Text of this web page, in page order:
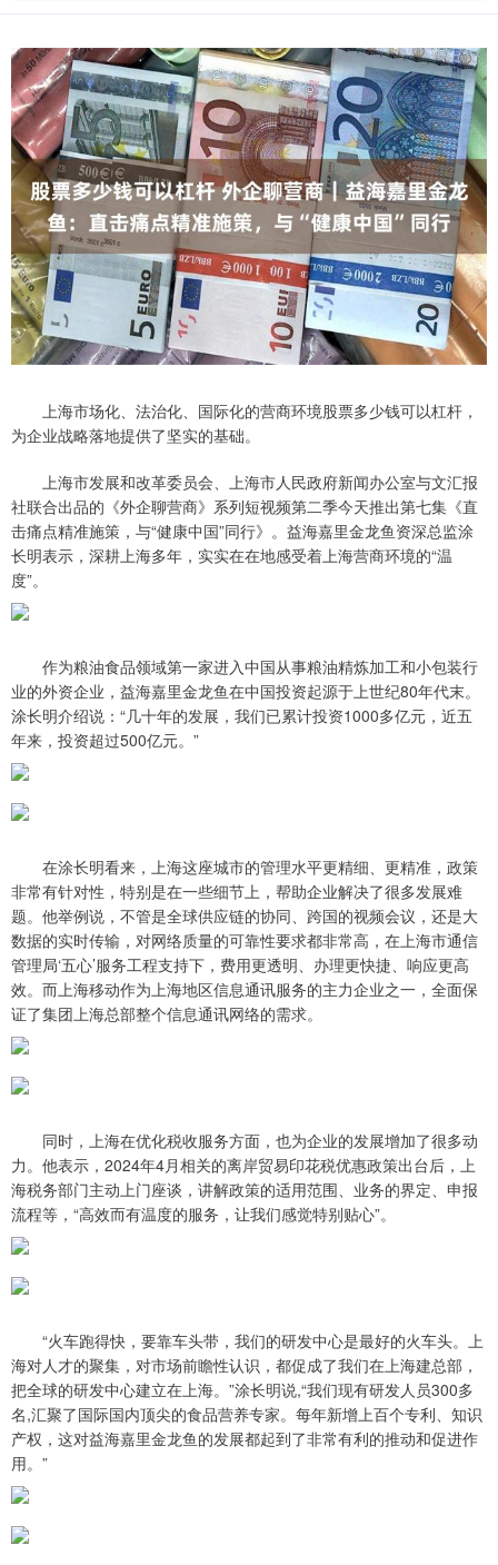
上海市场化、法治化、国际化的营商环境股票多少钱可以杠杆，
为企业战略落地提供了坚实的基础。
上海市发展和改革委员会、上海市人民政府新闻办公室与文汇报
社联合出品的《外企聊营商》系列短视频第二季今天推出第七集《直
击痛点精准施策，与“健康中国”同行》。益海嘉里金龙鱼资深总监涂
长明表示，深耕上海多年，实实在在地感受着上海营商环境的“温
度”。
作为粮油食品领域第一家进入中国从事粮油精炼加工和小包装行
业的外资企业，益海嘉里金龙鱼在中国投资起源于上世纪80年代末。
涂长明介绍说：“几十年的发展，我们已累计投资1000多亿元，近五
年来，投资超过500亿元。”
在涂长明看来，上海这座城市的管理水平更精细、更精准，政策
非常有针对性，特别是在一些细节上，帮助企业解决了很多发展难
题。他举例说，不管是全球供应链的协同、跨国的视频会议，还是大
数据的实时传输，对网络质量的可靠性要求都非常高，在上海市通信
管理局‘五心’服务工程支持下，费用更透明、办理更快捷、响应更高
效。而上海移动作为上海地区信息通讯服务的主力企业之一，全面保
证了集团上海总部整个信息通讯网络的需求。
同时，上海在优化税收服务方面，也为企业的发展增加了很多动
力。他表示，2024年4月相关的离岸贸易印花税优惠政策出台后，上
海税务部门主动上门座谈，讲解政策的适用范围、业务的界定、申报
流程等，“高效而有温度的服务，让我们感觉特别贴心”。
“火车跑得快，要靠车头带，我们的研发中心是最好的火车头。上
海对人才的聚集，对市场前瞻性认识，都促成了我们在上海建总部，
把全球的研发中心建立在上海。”涂长明说,“我们现有研发人员300多
名,汇聚了国际国内顶尖的食品营养专家。每年新增上百个专利、知识
产权，这对益海嘉里金龙鱼的发展都起到了非常有利的推动和促进作
用。”